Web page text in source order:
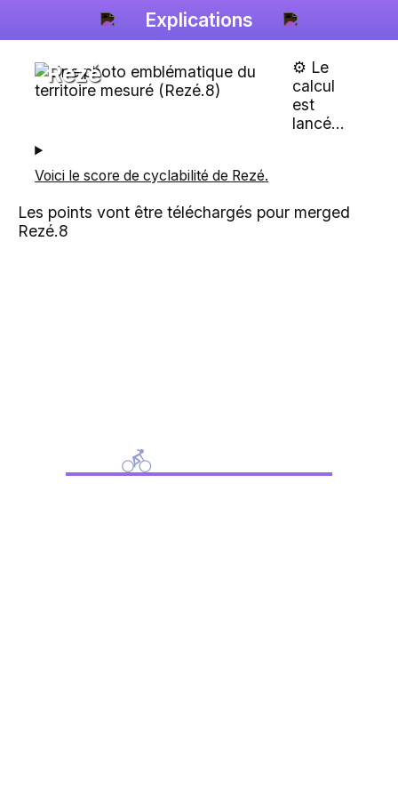
Explications
Rezé
⚙️ Le
calcul
est
lancé...
Voici le score de cyclabilité de Rezé.
Les points vont être téléchargés pour merged
Rezé.8